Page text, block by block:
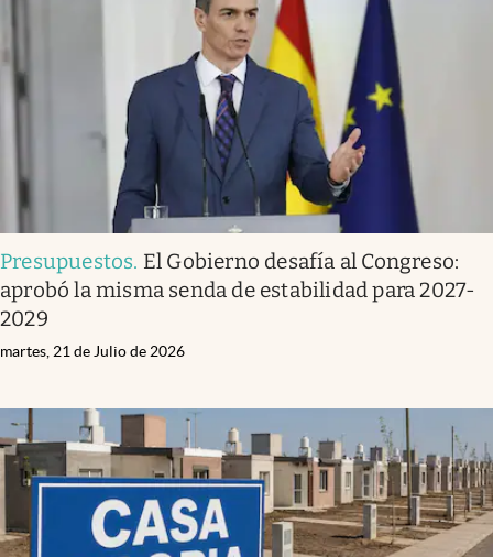
Clima
Eventos Corporativos
El Cronista Studio
Mediakit
abre en nueva pestaña
Presupuestos. El Gobierno desafía al Congreso:
aprobó la misma senda de estabilidad para 2027-
2029
martes, 21 de Julio de 2026